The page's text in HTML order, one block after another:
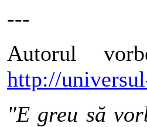
---
Autorul
http://
"E greu să